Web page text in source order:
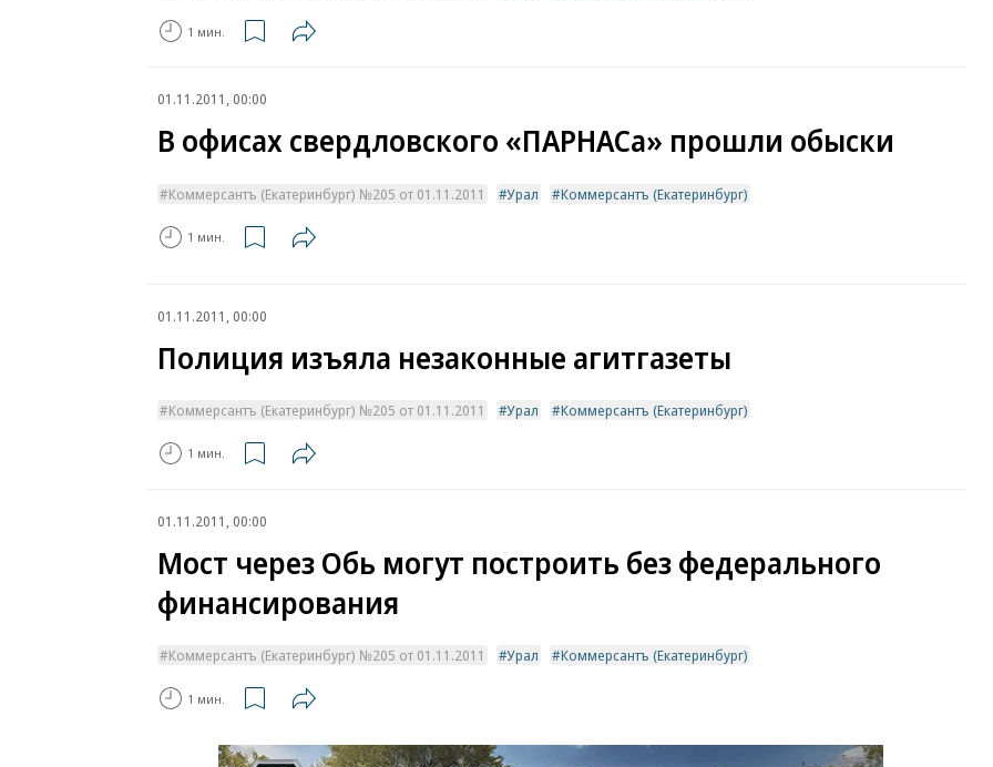
1 мин.
01.11.2011, 00:00
В офисах свердловского «ПАРНАСа» прошли обыски
Коммерсантъ (Екатеринбург) №205 от 01.11.2011 Урал Коммерсантъ (Екатеринбург)
1 мин.
01.11.2011, 00:00
Полиция изъяла незаконные агитгазеты
Коммерсантъ (Екатеринбург) №205 от 01.11.2011 Урал Коммерсантъ (Екатеринбург)
1 мин.
01.11.2011, 00:00
Мост через Обь могут построить без федерального
финансирования
Коммерсантъ (Екатеринбург) №205 от 01.11.2011 Урал Коммерсантъ (Екатеринбург)
1 мин.